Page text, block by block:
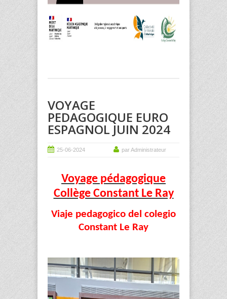
VOYAGE
PEDAGOGIQUE EURO
ESPAGNOL JUIN 2024
25-06-2024 par Administrateur
Voyage pédagogique
Collège Constant Le Ray
Viaje pedagogico del colegio
Constant Le Ray